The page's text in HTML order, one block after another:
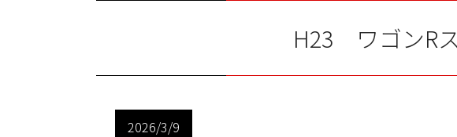
H23 ワゴンR
2026/3/9